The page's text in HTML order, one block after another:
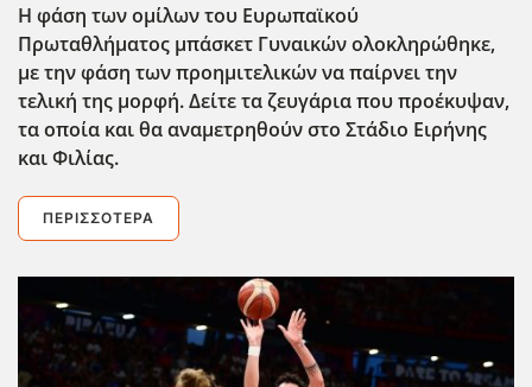
Η φάση των ομίλων του Ευρωπαϊκού
Πρωταθλήματος μπάσκετ Γυναικών ολοκληρώθηκε,
με την φάση των προημιτελικών να παίρνει την
τελική της μορφή. Δείτε τα ζευγάρια που προέκυψαν,
τα οποία και θα αναμετρηθούν στο Στάδιο Ειρήνης
και Φιλίας.
ΠΕΡΙΣΣΌΤΕΡΑ